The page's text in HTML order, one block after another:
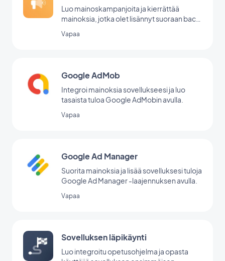
Luo mainoskampanjoita ja kierrättää
mainoksia, jotka olet lisännyt suoraan back
Vapaa
Google AdMob
Integroi mainoksia sovellukseesi ja luo
tasaista tuloa Google AdMobin avulla.
Vapaa
Google Ad Manager
Suorita mainoksia ja lisää sovelluksesi tuloja
Google Ad Manager -laajennuksen avulla.
Vapaa
Sovelluksen läpikäynti
Luo integroitu opetusohjelma ja opasta